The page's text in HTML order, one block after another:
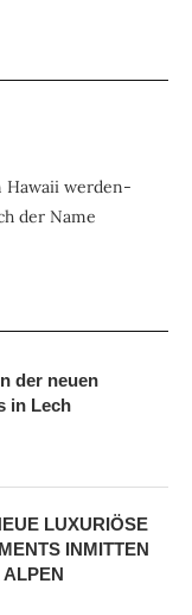
Hawaii werden-
der Name
der neuen
in Lech
LUXURIÖSE
INMITTEN
ALPEN